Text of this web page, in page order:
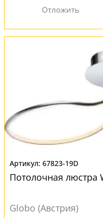
67823-19D
Потолочная люстра
Globo (Австрия)